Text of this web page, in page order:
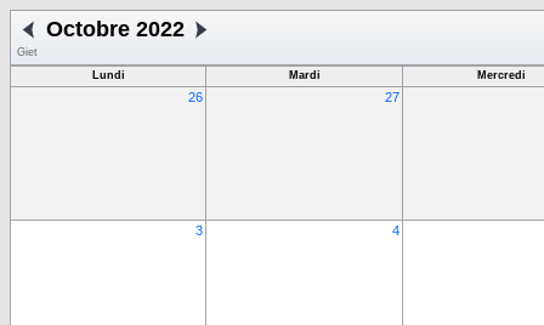
Octobre 2022
Giet
Lundi
Mardi Mercredi
26 27
3 4